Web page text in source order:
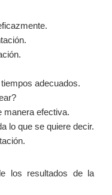
adecuados.
manera efectiva.
lo que se quiere decir.
resultados de la